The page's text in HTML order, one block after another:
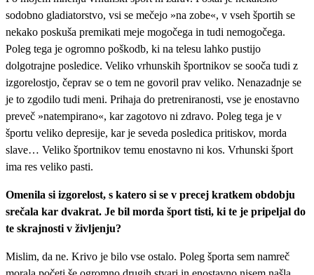
sodobno gladiatorstvo, vsi se mečejo »na zobe«, v vseh športih se
nekako poskuša premikati meje mogočega in tudi nemogočega.
Poleg tega je ogromno poškodb, ki na telesu lahko pustijo
dolgotrajne posledice. Veliko vrhunskih športnikov se sooča tudi z
izgorelostjo, čeprav se o tem ne govoril prav veliko. Nenazadnje se
je to zgodilo tudi meni. Prihaja do pretreniranosti, vse je enostavno
preveč »natempirano«, kar zagotovo ni zdravo. Poleg tega je v
športu veliko depresije, kar je seveda posledica pritiskov, morda
slave… Veliko športnikov temu enostavno ni kos. Vrhunski šport
ima res veliko pasti.
Omenila si izgorelost, s katero si se v precej kratkem obdobju
srečala kar dvakrat. Je bil morda šport tisti, ki te je pripeljal do
te skrajnosti v življenju?
Mislim, da ne. Krivo je bilo vse ostalo. Poleg športa sem namreč